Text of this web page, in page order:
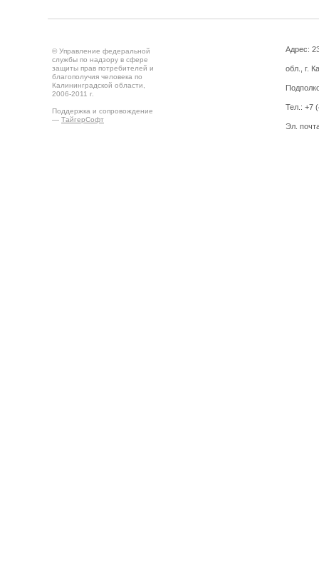
© Управление федеральной
службы по надзору в сфере
защиты прав потребителей и
благополучия человека по
Калининградской области,
2006-2011 г.
Поддержка и сопровождение
— ТайгерСофт
Адрес:
обл., г.
Тел.: +7
Эл.